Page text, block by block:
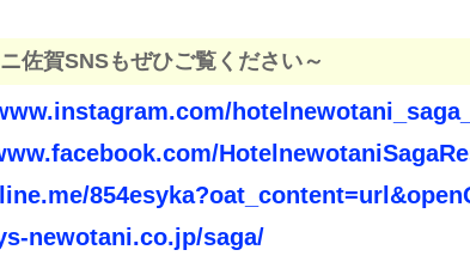
佐賀SNSもぜひご覧ください～
newotani.co.jp/saga/